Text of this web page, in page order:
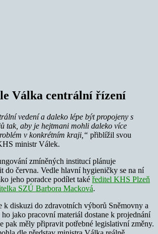
Válka centrální řízení
vedení a daleko lépe být propojeny s
tak, aby je hejtmani mohli daleko více
v konkrétním kraji,“ přiblížil svou
ministr Válek.
zmíněných institucí plánuje
do června. Vedle hlavní hygieničky se na ní
jeho poradce podílet také ředitel KHS Plzeň
SZÚ Barbora Macková.
k diskuzi do zdravotních výborů Sněmovny a
ho jako pracovní materiál dostane k projednání
pak měly připravit potřebné legislativní změny.